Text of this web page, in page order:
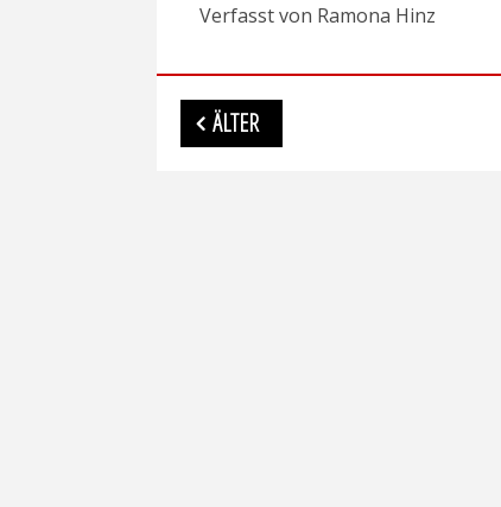
Verfasst von Ramona Hinz
Beitragsnavigation
ÄLTER